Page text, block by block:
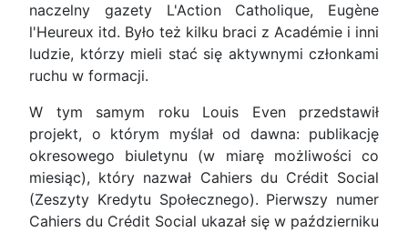
naczelny gazety L'Action Catholique, Eugène
l'Heureux itd. Było też kilku braci z Académie i inni
ludzie, którzy mieli stać się aktywnymi członkami
ruchu w formacji.
W tym samym roku Louis Even przedstawił
projekt, o którym myślał od dawna: publikację
okresowego biuletynu (w miarę możliwości co
miesiąc), który nazwał Cahiers du Crédit Social
(Zeszyty Kredytu Społecznego). Pierwszy numer
Cahiers du Crédit Social ukazał się w październiku